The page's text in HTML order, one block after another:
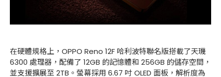
在硬體規格上，OPPO Reno 12F 哈利波特聯名版搭載了天璣
6300 處理器，配備了 12GB 的記憶體和 256GB 的儲存空間，
並支援擴展至 2TB。螢幕採用 6.67 吋 OLED 面板，解析度為